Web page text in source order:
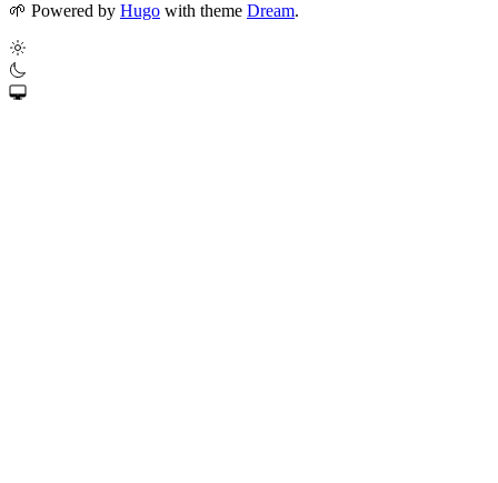
🌱 Powered by Hugo with theme Dream.